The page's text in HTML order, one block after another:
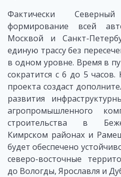
Фактически
формирование всей
Москвой и Санкт-
единую трассу без
в одном уровне. Время в
сократится с 6 до 5
проекта создаст
развития
агропромышленного
строительства в
Кимрском районах и
будет обеспечено
северо-восточные
до Вологды, Ярославля и